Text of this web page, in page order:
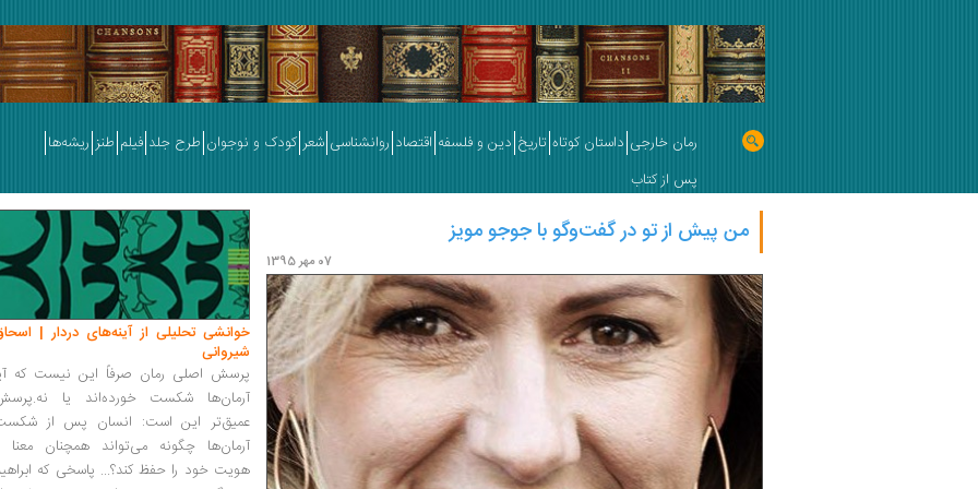
رمان خارجی داستان کوتاه تاریخ دین و فلسفه اقتصاد روانشناسی شعر کودک و نوجوان طرح جلد فیلم طنز ریشه‌ها
پس از کتاب
من پیش از تو در گفت‌وگو با جوجو مویز
07 مهر 1395
خوانشی تحلیلی از آینه‌های دردار |
شیروانی
پرسش اصلی رمان صرفاً این نیست که
آرمان‌ها شکست خورده‌اند یا
عمیق‌تر این است: انسان پس از
آرمان‌ها چگونه می‌تواند همچنان معنا
هویت خود را حفظ کند؟... پاسخی که